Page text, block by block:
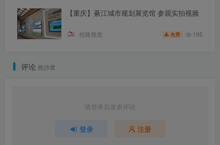
【重庆】綦江城市规划展览馆 参观实拍视频
丝路视觉 免费 195
评论 抢沙发
请登录后发表评论
登录 注册